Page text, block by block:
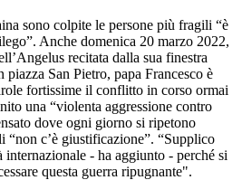
sono colpite le persone più fragili “è
Anche domenica 20 marzo 2022,
recitata dalla sua finestra
San Pietro, papa Francesco è
fortissime il conflitto in corso ormai
una “violenta aggressione contro
dove ogni giorno si ripetono
“non c’è giustificazione”. “Supplico
- ha aggiunto - perché si
questa guerra ripugnante".